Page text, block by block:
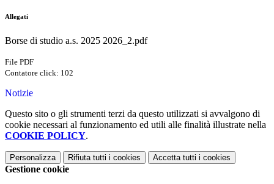
Allegati
Borse di studio a.s. 2025 2026_2.pdf
File PDF
Contatore click: 102
Notizie
Questo sito o gli strumenti terzi da questo utilizzati si avvalgono di
cookie necessari al funzionamento ed utili alle finalità illustrate nella
COOKIE POLICY.
Personalizza Rifiuta tutti i cookies Accetta tutti i cookies
Gestione cookie